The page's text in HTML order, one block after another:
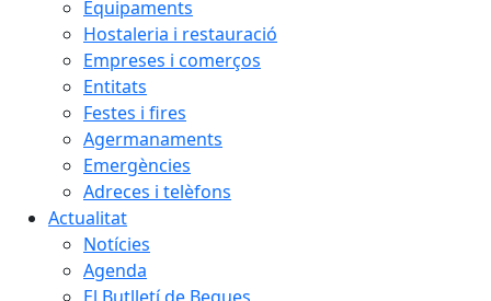
Equipaments
Hostaleria i restauració
Empreses i comerços
Entitats
Festes i fires
Agermanaments
Emergències
Adreces i telèfons
Actualitat
Notícies
Agenda